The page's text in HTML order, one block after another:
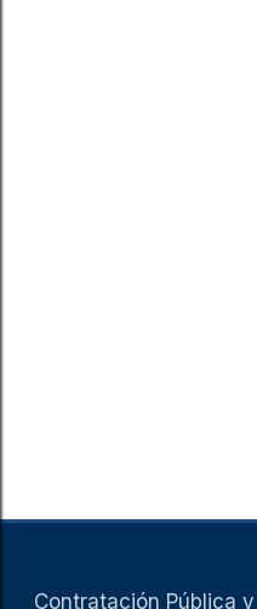
Contratación Pública